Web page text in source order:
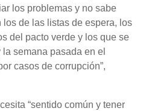
los problemas y no sabe
los de las listas de espera, los
del pacto verde y los que se
semana pasada en el
casos de corrupción”,
“sentido común y tener